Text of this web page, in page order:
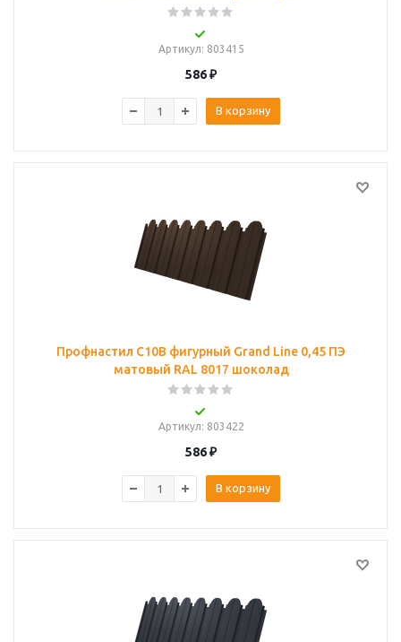
Артикул: 803415
586₽
В корзину
Профнастил C10B фигурный Grand Line 0,45 ПЭ
матовый RAL 8017 шоколад
Артикул: 803422
586₽
В корзину